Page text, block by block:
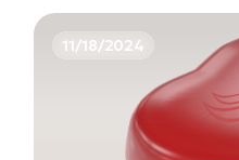
11/18/2024